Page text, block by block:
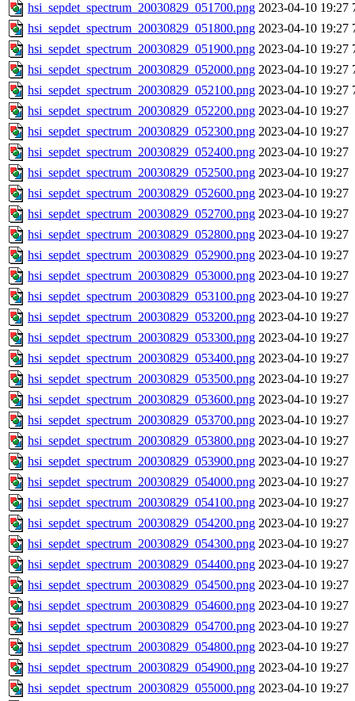
hsi_sepdet_spectrum_20030829_051700.png 2023-04-10 19:27
hsi_sepdet_spectrum_20030829_051800.png 2023-04-10 19:27
hsi_sepdet_spectrum_20030829_051900.png 2023-04-10 19:27
hsi_sepdet_spectrum_20030829_052000.png 2023-04-10 19:27
hsi_sepdet_spectrum_20030829_052100.png 2023-04-10 19:27
hsi_sepdet_spectrum_20030829_052200.png 2023-04-10 19:27
hsi_sepdet_spectrum_20030829_052300.png 2023-04-10 19:27
hsi_sepdet_spectrum_20030829_052400.png 2023-04-10 19:27
hsi_sepdet_spectrum_20030829_052500.png 2023-04-10 19:27
hsi_sepdet_spectrum_20030829_052600.png 2023-04-10 19:27
hsi_sepdet_spectrum_20030829_052700.png 2023-04-10 19:27
hsi_sepdet_spectrum_20030829_052800.png 2023-04-10 19:27
hsi_sepdet_spectrum_20030829_052900.png 2023-04-10 19:27
hsi_sepdet_spectrum_20030829_053000.png 2023-04-10 19:27
hsi_sepdet_spectrum_20030829_053100.png 2023-04-10 19:27
hsi_sepdet_spectrum_20030829_053200.png 2023-04-10 19:27
hsi_sepdet_spectrum_20030829_053300.png 2023-04-10 19:27
hsi_sepdet_spectrum_20030829_053400.png 2023-04-10 19:27
hsi_sepdet_spectrum_20030829_053500.png 2023-04-10 19:27
hsi_sepdet_spectrum_20030829_053600.png 2023-04-10 19:27
hsi_sepdet_spectrum_20030829_053700.png 2023-04-10 19:27
hsi_sepdet_spectrum_20030829_053800.png 2023-04-10 19:27
hsi_sepdet_spectrum_20030829_053900.png 2023-04-10 19:27
hsi_sepdet_spectrum_20030829_054000.png 2023-04-10 19:27
hsi_sepdet_spectrum_20030829_054100.png 2023-04-10 19:27
hsi_sepdet_spectrum_20030829_054200.png 2023-04-10 19:27
hsi_sepdet_spectrum_20030829_054300.png 2023-04-10 19:27
hsi_sepdet_spectrum_20030829_054400.png 2023-04-10 19:27
hsi_sepdet_spectrum_20030829_054500.png 2023-04-10 19:27
hsi_sepdet_spectrum_20030829_054600.png 2023-04-10 19:27
hsi_sepdet_spectrum_20030829_054700.png 2023-04-10 19:27
hsi_sepdet_spectrum_20030829_054800.png 2023-04-10 19:27
hsi_sepdet_spectrum_20030829_054900.png 2023-04-10 19:27
hsi_sepdet_spectrum_20030829_055000.png 2023-04-10 19:27